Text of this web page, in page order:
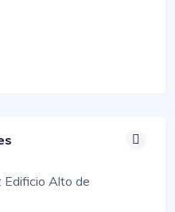
: Edificio Alto de